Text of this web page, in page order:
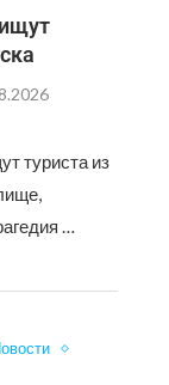
туриста из
…